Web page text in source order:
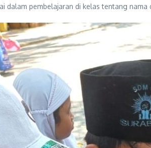
dalam pembelajaran di kelas tentang